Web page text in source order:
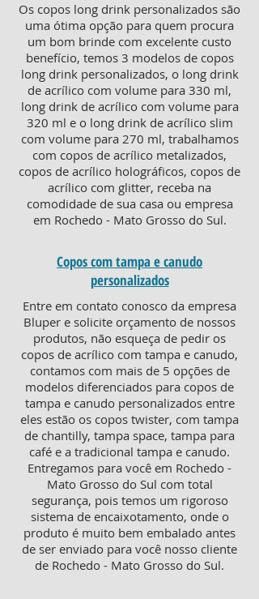
Os copos long drink personalizados são
uma ótima opção para quem procura
um bom brinde com excelente custo
benefício, temos 3 modelos de copos
long drink personalizados, o long drink
de acrílico com volume para 330 ml,
long drink de acrílico com volume para
320 ml e o long drink de acrílico slim
com volume para 270 ml, trabalhamos
com copos de acrílico metalizados,
copos de acrílico holográficos, copos de
acrílico com glitter, receba na
comodidade de sua casa ou empresa
em Rochedo - Mato Grosso do Sul.
Copos com tampa e canudo
personalizados
Entre em contato conosco da empresa
Bluper e solicite orçamento de nossos
produtos, não esqueça de pedir os
copos de acrílico com tampa e canudo,
contamos com mais de 5 opções de
modelos diferenciados para copos de
tampa e canudo personalizados entre
eles estão os copos twister, com tampa
de chantilly, tampa space, tampa para
café e a tradicional tampa e canudo.
Entregamos para você em Rochedo -
Mato Grosso do Sul com total
segurança, pois temos um rigoroso
sistema de encaixotamento, onde o
produto é muito bem embalado antes
de ser enviado para você nosso cliente
de Rochedo - Mato Grosso do Sul.